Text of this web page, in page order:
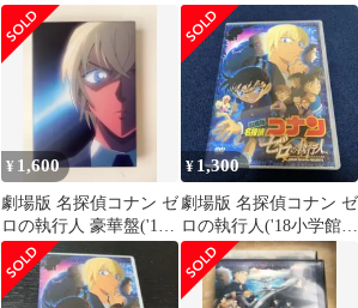
学館/読売テレビ/日本テ
レビ
小学館/読売テレビ/日本
テレ…
¥ 1,600
劇場版 名探偵コナン ゼ
ロの執行人 豪華盤('18
小学館/読売テレビ/日本
テレ…
¥ 1,300
劇場版 名探偵コナン ゼ
ロの執行人('18小学館/
読売テレビ/日本テレ
ビ/Sh…